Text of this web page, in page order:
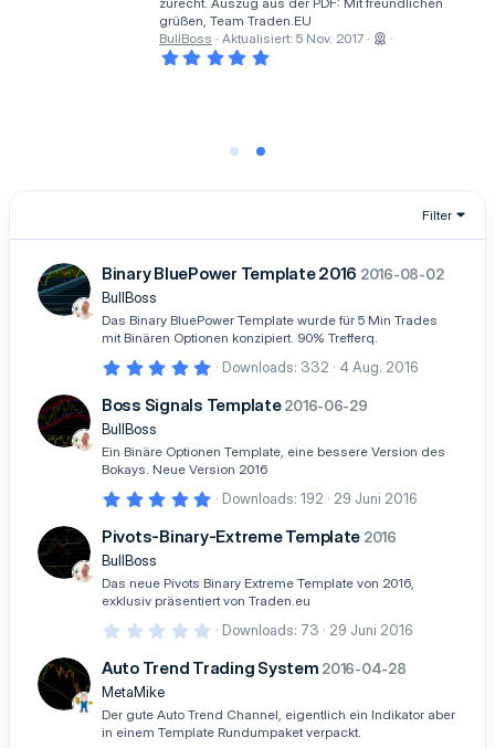
grüßen, Team Traden.EU
BullBoss
Aktualisiert: 5 Nov. 2017
5
Filter
Binary BluePower Template 2016 2016-08-02
BullBoss
Das Binary BluePower Template wurde für 5 Min Trades
mit Binären Optionen konzipiert. 90% Trefferq.
5
0
0
e
r
)
Downloads 332 4 Aug. 2016
Boss Signals Template 2016-06-29
BullBoss
Ein Binäre Optionen Template, eine bessere Version des
Bokays. Neue Version 2016
5
0
0
t
e
r
)
Downloads 192 29 Juni 2016
Pivots-Binary-Extreme Template 2016
BullBoss
Das neue Pivots Binary Extreme Template von 2016,
exklusiv präsentiert von Traden.eu
0
0
e
r
Downloads 73 29 Juni 2016
Auto Trend Trading System 2016-04-28
MetaMike
Der gute Auto Trend Channel, eigentlich ein Indikator aber
in einem Template Rundumpaket verpackt.